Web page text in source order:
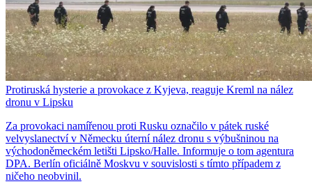
Protiruská hysterie a provokace z Kyjeva, reaguje Kreml na nález
dronu v Lipsku
Za provokaci namířenou proti Rusku označilo v pátek ruské
velvyslanectví v Německu úterní nález dronu s výbušninou na
východoněmeckém letišti Lipsko/Halle. Informuje o tom agentura
DPA. Berlín oficiálně Moskvu v souvislosti s tímto případem z
ničeho neobvinil.